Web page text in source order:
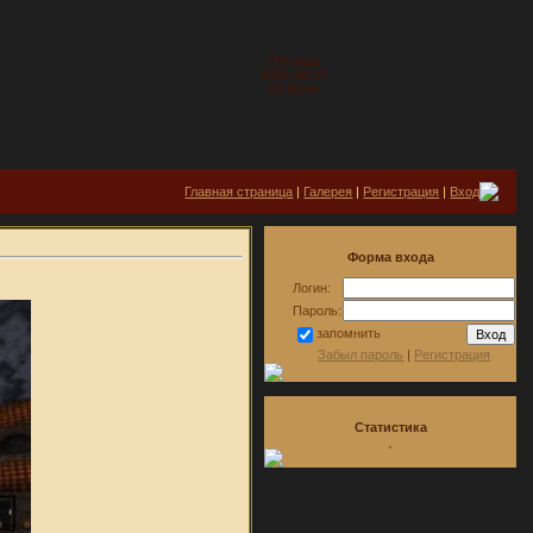
Пятница
2026-08-07
03:05:44
Главная страница | Галерея | Регистрация | Вход
Форма входа
Логин:
Пароль:
запомнить
Забыл пароль | Регистрация
Статистика